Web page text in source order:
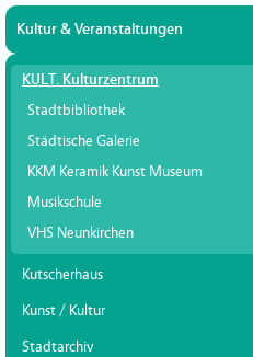
Kultur & Veranstaltungen
KULT. Kulturzentrum
Stadtbibliothek
Städtische Galerie
KKM Keramik Kunst Museum
Musikschule
VHS Neunkirchen
Kutscherhaus
Kunst / Kultur
Stadtarchiv